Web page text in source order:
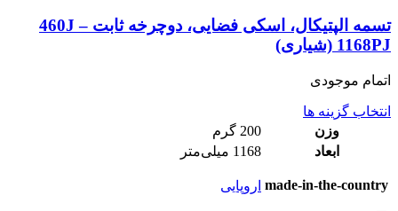
تسمه الپتیکال، اسکی فضایی، دوچرخه ثابت 460J –
1168PJ (شیاری)
اتمام موجودی
انتخاب گزینه ها
وزن
200 گرم
ابعاد
1168 میلی‌متر
made-in-the-country اروپایی